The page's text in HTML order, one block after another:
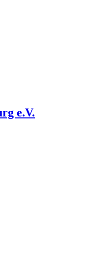
e.V.